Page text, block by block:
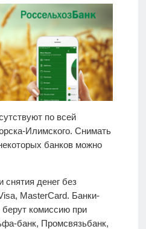
по всей
Илимского. Снимать
банков можно
денег без
MasterCard. Банки-
комиссию при
банк, Промсвязьбанк,